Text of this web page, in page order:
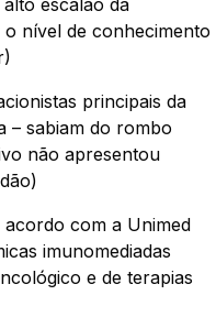
nível de conhecimento
principais da
– sabiam do rombo
não apresentou
com a Unimed
imunomediadas
e de terapias